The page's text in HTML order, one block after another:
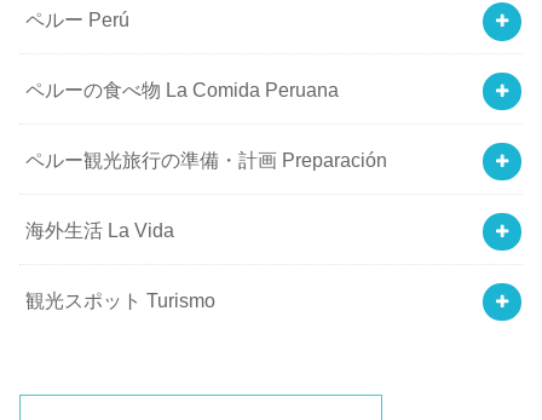
ペルー Perú
ペルーの食べ物 La Comida Peruana
ペルー観光旅行の準備・計画 Preparación
海外生活 La Vida
観光スポット Turismo